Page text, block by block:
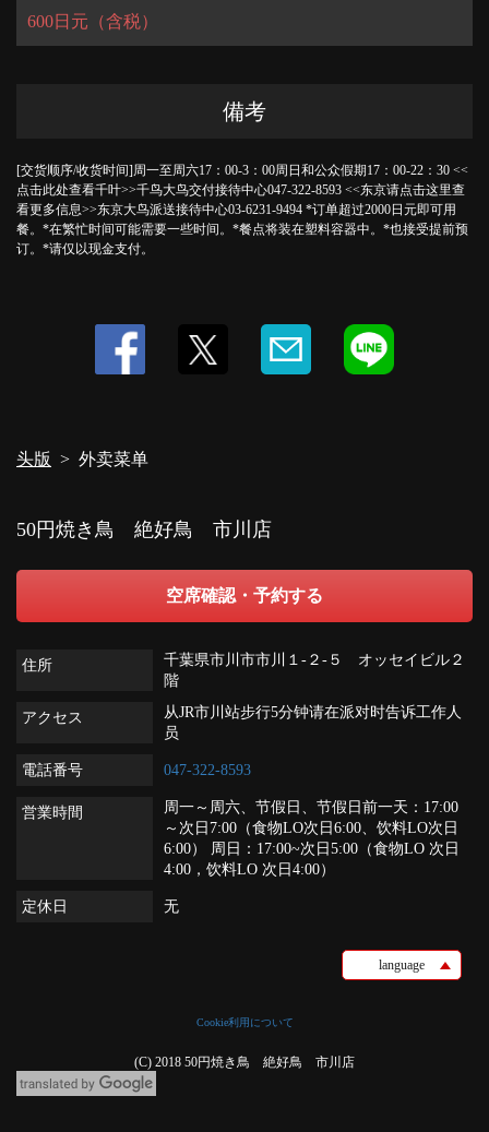
600日元（含税）
備考
[交货顺序/收货时间]周一至周六17：00-3：00周日和公众假期17：00-22：30 <<
点击此处查看千叶>>千鸟大鸟交付接待中心047-322-8593 <<东京请点击这里查
看更多信息>>东京大鸟派送接待中心03-6231-9494 *订单超过2000日元即可用
餐。*在繁忙时间可能需要一些时间。*餐点将装在塑料容器中。*也接受提前预
订。*请仅以现金支付。
头版 外卖菜单
50円焼き鳥 絶好鳥 市川店
空席確認・予約する
住所
千葉県市川市市川１-２-５ オッセイビル２
階
アクセス
从JR市川站步行5分钟请在派对时告诉工作人
员
電話番号 047-322-8593
営業時間
周一～周六、节假日、节假日前一天：17:00
～次日7:00（食物LO次日6:00、饮料LO次日
6:00） 周日：17:00~次日5:00（食物LO 次日
4:00，饮料LO 次日4:00）
定休日 无
language
Cookie利用について
(C) 2018 50円焼き鳥 絶好鳥 市川店